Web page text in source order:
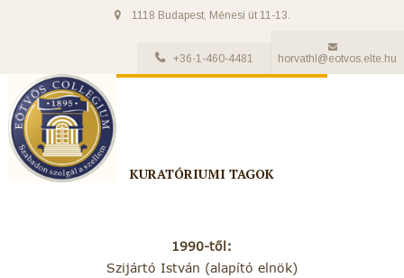
1118 Budapest, Ménesi út 11-13.
+36-1-460-4481 horvathl@eotvos.elte.hu
KURATÓRIUMI TAGOK
1990-től:
Szijártó István (alapító elnök)